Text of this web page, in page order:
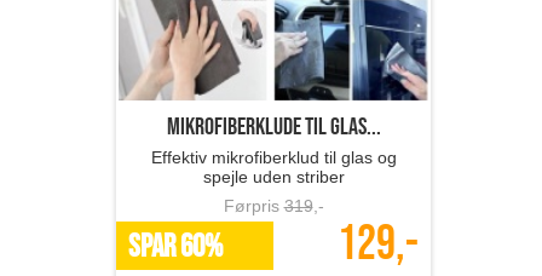
Mikrofiberklude til glas...
Effektiv mikrofiberklud til glas og
spejle uden striber
Førpris319,-
SPAR 60% 129,-